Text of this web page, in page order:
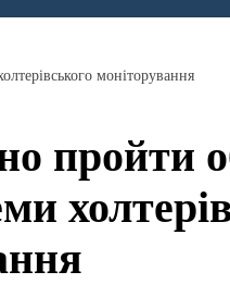
моніторування
пройти